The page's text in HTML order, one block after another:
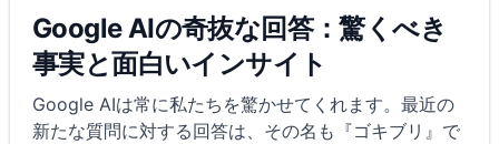
Google AIの奇抜な回答：驚くべき
事実と面白いインサイト
Google AIは常に私たちを驚かせてくれます。最近の
新たな質問に対する回答は、その名も『ゴキブリ』で